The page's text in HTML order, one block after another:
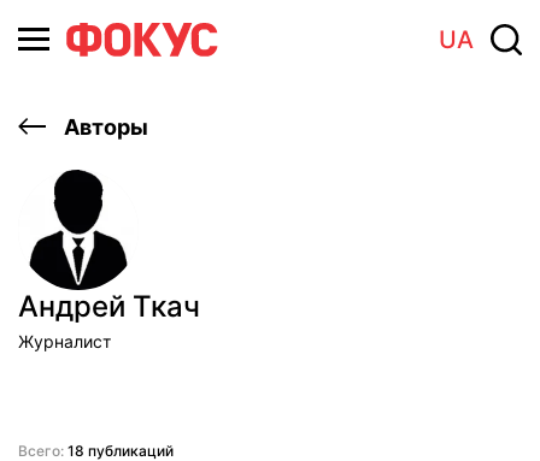
UA
Авторы
Андрей Ткач
Журналист
Всего: 18 публикаций